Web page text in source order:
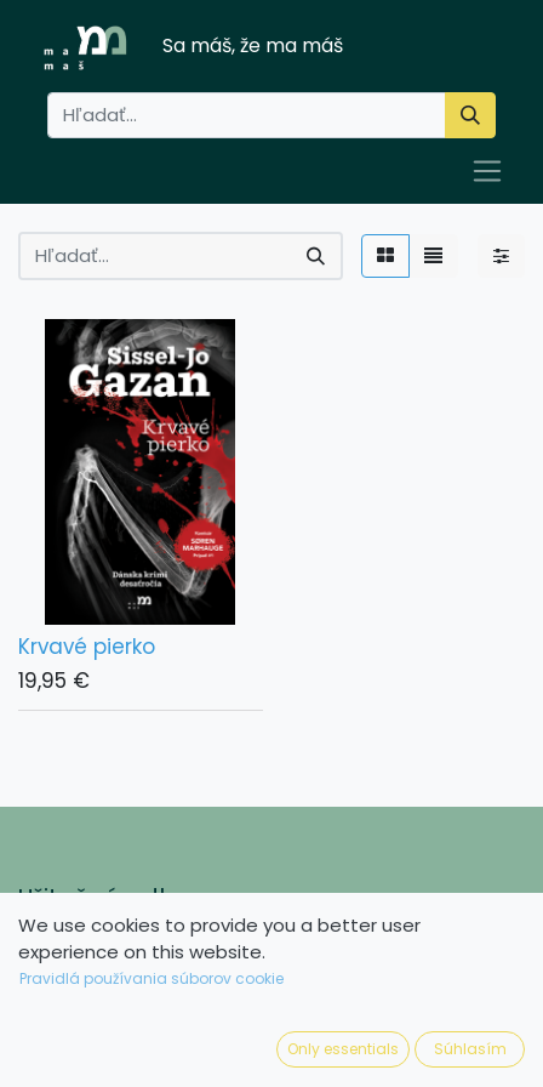
Sa máš, že ma máš
Krvavé pierko
19,95 €
Užitočné odkazy
Domov
Knihy
We use cookies to provide you a better user
experience on this website.
Pravidlá používania súborov cookie
Only essentials Súhlasím